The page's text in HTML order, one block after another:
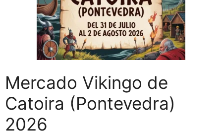
Mercado Vikingo de
Catoira (Pontevedra)
2026